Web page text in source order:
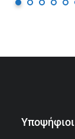
Υποψήφιοι